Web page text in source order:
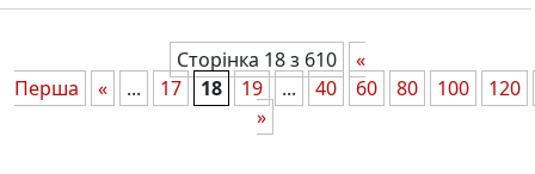
Сторінка 18 з 610
«
Перша
« ... 17 18 19 ... 40 60 80 100
120
»